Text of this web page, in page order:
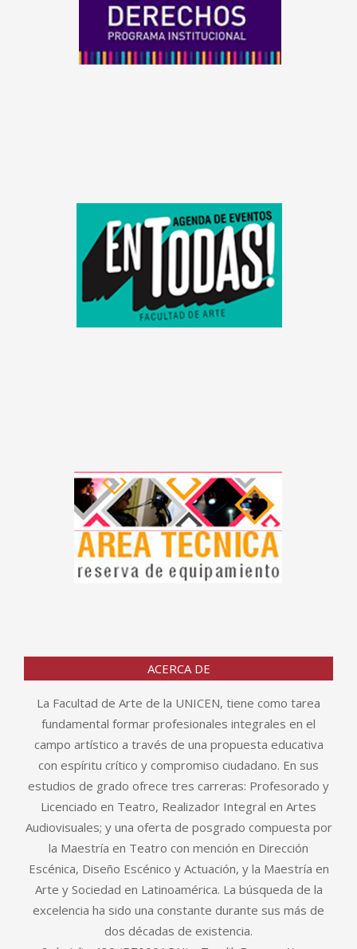
ACERCA DE
La Facultad de Arte de la UNICEN, tiene como tarea
fundamental formar profesionales integrales en el
campo artístico a través de una propuesta educativa
con espíritu crítico y compromiso ciudadano. En sus
estudios de grado ofrece tres carreras: Profesorado y
Licenciado en Teatro, Realizador Integral en Artes
Audiovisuales; y una oferta de posgrado compuesta por
la Maestría en Teatro con mención en Dirección
Escénica, Diseño Escénico y Actuación, y la Maestría en
Arte y Sociedad en Latinoamérica. La búsqueda de la
excelencia ha sido una constante durante sus más de
dos décadas de existencia.